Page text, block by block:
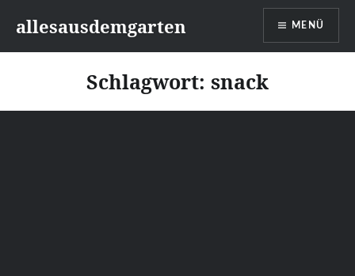
Inhaltallesausdemgarten MENÜ
Schlagwort: snack